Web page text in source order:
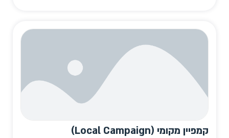
קמפיין מקומי (Local Campaign)